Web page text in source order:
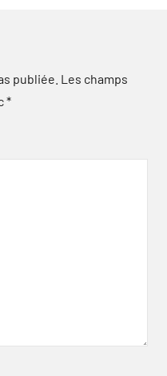
publiée. Les champs
*